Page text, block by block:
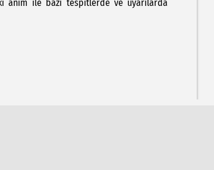
anım ile bazı tespitlerde ve uyarılarda